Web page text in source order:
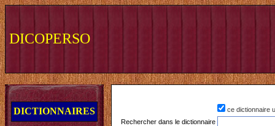
DICOPERSO
DICTIONNAIRES
ce dictionnaire
Rechercher dans le dictionnaire